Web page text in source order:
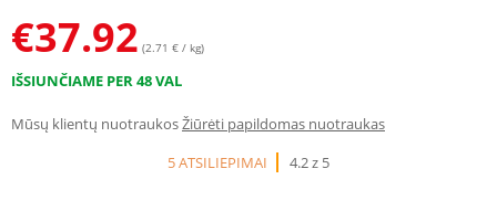
€37.92 (2.71 € / kg)
IŠSIUNČIAME PER 48 VAL
Mūsų klientų nuotraukosŽiūrėti papildomas nuotraukas
5 ATSILIEPIMAI
4.2 z 5